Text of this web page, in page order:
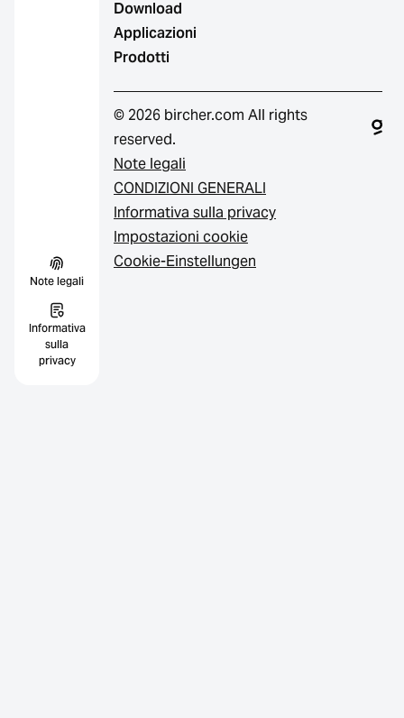
Note legali
Informativa
sulla
privacy
Download
Applicazioni
Prodotti
© 2026 bircher.com All rights
reserved.
Note legali
CONDIZIONI GENERALI
Informativa sulla privacy
Impostazioni cookie
Cookie-Einstellungen